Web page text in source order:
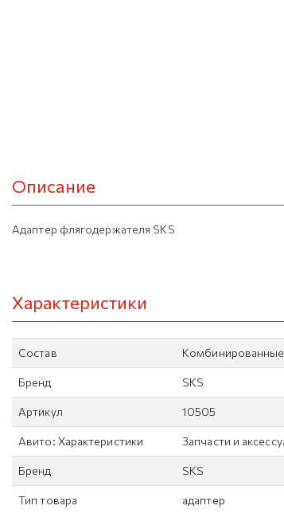
Описание
Адаптер флягодержателя SKS
Характеристики
Состав
Бренд SKS
Артикул 10505
Авито: Характеристики Запчасти и
Бренд SKS
Тип товара адаптер